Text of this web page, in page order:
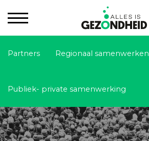
Partners Regionaal samenwerken
Publiek- private samenwerking